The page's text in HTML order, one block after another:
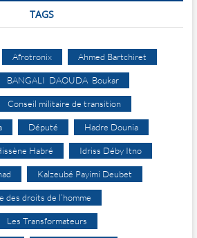
TAGS
Afrotronix Ahmed Bartchiret
BANGALI DAOUDA Boukar
Conseil militaire de transition
Député Hadre Dounia
Habré Idriss Déby Itno
Kalzeubé Payimi Deubet
des droits de l’homme
Les Transformateurs